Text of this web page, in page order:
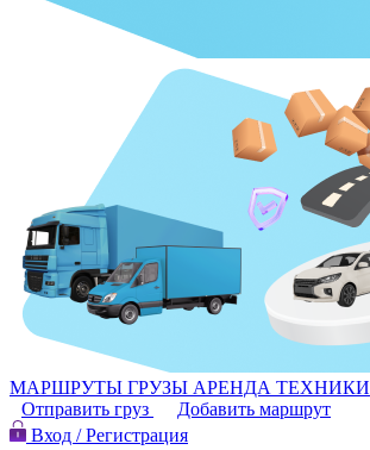
МАРШРУТЫ ГРУЗЫ АРЕНДА ТЕХНИКИ
Отправить груз
Добавить маршрут
Вход / Регистрация